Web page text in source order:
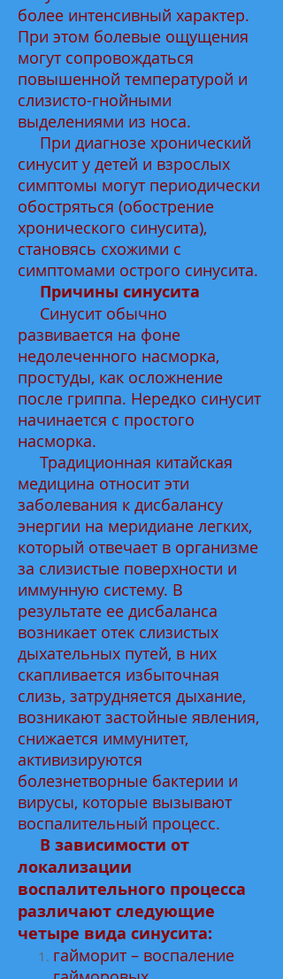
более интенсивный характер.
При этом болевые ощущения
могут сопровождаться
повышенной температурой и
слизисто-гнойными
выделениями из носа.
При диагнозе хронический
синусит у детей и взрослых
симптомы могут периодически
обостряться (обострение
хронического синусита),
становясь схожими с
симптомами острого синусита.
Причины синусита
Синусит обычно
развивается на фоне
недолеченного насморка,
простуды, как осложнение
после гриппа. Нередко синусит
начинается с простого
насморка.
Традиционная китайская
медицина относит эти
заболевания к дисбалансу
энергии на меридиане легких,
который отвечает в организме
за слизистые поверхности и
иммунную систему. В
результате ее дисбаланса
возникает отек слизистых
дыхательных путей, в них
скапливается избыточная
слизь, затрудняется дыхание,
возникают застойные явления,
снижается иммунитет,
активизируются
болезнетворные бактерии и
вирусы, которые вызывают
воспалительный процесс.
В зависимости от
локализации
воспалительного процесса
различают следующие
четыре вида синусита:
гайморит – воспаление